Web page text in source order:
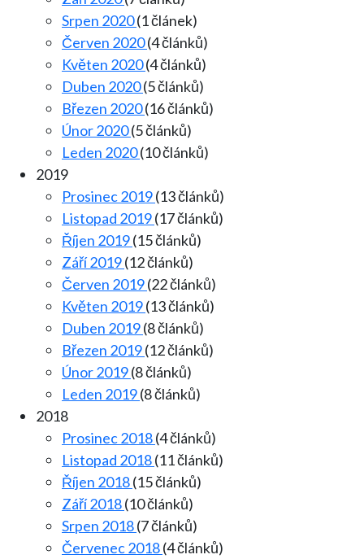
Srpen 2020(1 článek)
Červen 2020(4 článků)
Květen 2020(4 článků)
Duben 2020(5 článků)
Březen 2020(16 článků)
Únor 2020(5 článků)
Leden 2020(10 článků)
2019
Prosinec 2019(13 článků)
Listopad 2019(17 článků)
Říjen 2019(15 článků)
Září 2019(12 článků)
Červen 2019(22 článků)
Květen 2019(13 článků)
Duben 2019(8 článků)
Březen 2019(12 článků)
Únor 2019(8 článků)
Leden 2019(8 článků)
2018
Prosinec 2018(4 článků)
Listopad 2018(11 článků)
Říjen 2018(15 článků)
Září 2018(10 článků)
Srpen 2018(7 článků)
Červenec 2018(4 článků)